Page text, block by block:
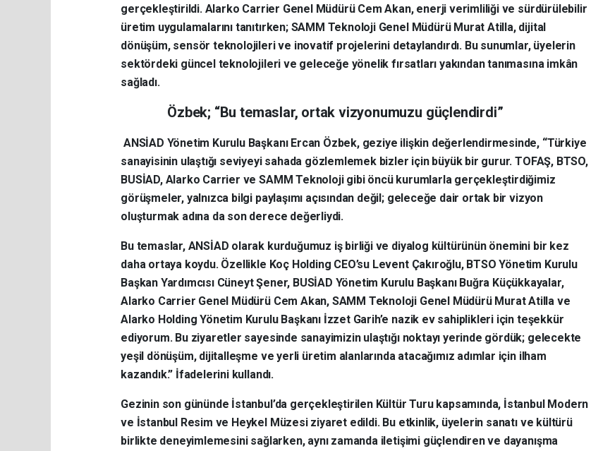
gerçekleştirildi. Alarko Carrier Genel Müdürü Cem Akan, enerji verimliliği ve sürdürülebilir
üretim uygulamalarını tanıtırken; SAMM Teknoloji Genel Müdürü Murat Atilla, dijital
dönüşüm, sensör teknolojileri ve inovatif projelerini detaylandırdı. Bu sunumlar, üyelerin
sektördeki güncel teknolojileri ve geleceğe yönelik fırsatları yakından tanımasına imkân
sağladı.
Özbek; “Bu temaslar, ortak vizyonumuzu güçlendirdi”
ANSİAD Yönetim Kurulu Başkanı Ercan Özbek, geziye ilişkin değerlendirmesinde, “Türkiye
sanayisinin ulaştığı seviyeyi sahada gözlemlemek bizler için büyük bir gurur. TOFAŞ, BTSO,
BUSİAD, Alarko Carrier ve SAMM Teknoloji gibi öncü kurumlarla gerçekleştirdiğimiz
görüşmeler, yalnızca bilgi paylaşımı açısından değil; geleceğe dair ortak bir vizyon
oluşturmak adına da son derece değerliydi.
Bu temaslar, ANSİAD olarak kurduğumuz iş birliği ve diyalog kültürünün önemini bir kez
daha ortaya koydu. Özellikle Koç Holding CEO’su Levent Çakıroğlu, BTSO Yönetim Kurulu
Başkan Yardımcısı Cüneyt Şener, BUSİAD Yönetim Kurulu Başkanı Buğra Küçükkayalar,
Alarko Carrier Genel Müdürü Cem Akan, SAMM Teknoloji Genel Müdürü Murat Atilla ve
Alarko Holding Yönetim Kurulu Başkanı İzzet Garih’e nazik ev sahiplikleri için teşekkür
ediyorum. Bu ziyaretler sayesinde sanayimizin ulaştığı noktayı yerinde gördük; gelecekte
yeşil dönüşüm, dijitalleşme ve yerli üretim alanlarında atacağımız adımlar için ilham
kazandık.” İfadelerini kullandı.
Gezinin son gününde İstanbul’da gerçekleştirilen Kültür Turu kapsamında, İstanbul Modern
ve İstanbul Resim ve Heykel Müzesi ziyaret edildi. Bu etkinlik, üyelerin sanatı ve kültürü
birlikte deneyimlemesini sağlarken, aynı zamanda iletişimi güçlendiren ve dayanışma